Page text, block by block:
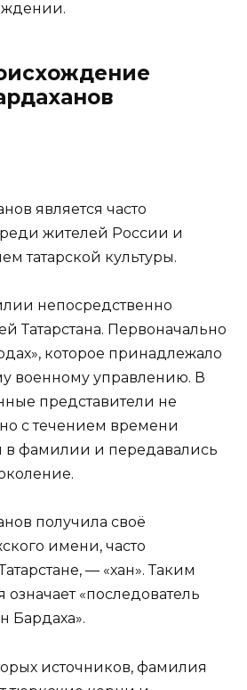
является часто
жителей России и
татарской культуры.
непосредственно
Татарстана. Первоначально
которое принадлежало
военному управлению. В
представители не
с течением времени
в фамилии и передавались
получила своё
имени, часто
— «хан». Таким
«последователь
Бардаха».
источников, фамилия